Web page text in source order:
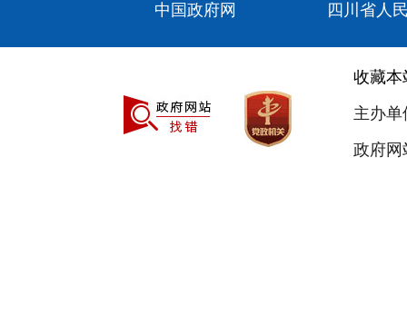
中国政府网 四川省人
收藏本
主办
政府网